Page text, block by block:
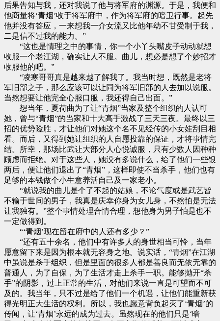
后果告知与我，还对我说了他与将军府的渊源。于是，我便和
他商量将‘青烟’收于将军府中，作为将军府的暗卫行事。起先
他并没有答应，一来想我一介女流又比他年幼不甘受制于我，
二是信不过我的能力。”
“这也是情理之中的事情，你一个小丫头嘴皮子动动就想
收服一个老江湖，确实让人不服。曲儿，想必是想了个妙招才
收服他的吧。”
“凌寒哥哥真是越来越了解我了。我当时想，既然是老将
军旧部之子，那么应该可以让同为将军旧部的人去加以说服。
当然想要让他完全心服口服，我还得自己出面。”
想当年，夏荷曲为了让“青烟”当家及整个组织的人认可
她，曾与“青烟”的当家和十大高手激战了三天三夜。最终以三
招的优势险胜，才让他们对她这个名不见经传的小女娃刮目相
看。而后，又得到她让组织的人自愿投靠的保证，才将事情完
结。所幸，那场比武让大部分人心悦诚服，只有少数人因种种
顾虑而拒绝。对于这些人，她没有多说什么，给了他们一些银
两后，便让他们退出了“青烟”，这样即使不当杀手，他们也有
足够的本钱做个小生意养活自己及一家老小。
“就说我的曲儿是个了不起的姑娘，不论气度或是武艺皆
不输于世间的男子，我真是庆幸你身为女儿身，不然怕是无法
让我独有。”整个事情处理合情合理，想他身为男子怕是也不
一定做得到。
“‘青烟’现在留在府中的人还有多少？”
“还有五十余名，他们中有许多人的身世相当可怜，当年
愿意留下来是因为根本就无容身之地。说实话，“青烟”在江湖
中虽说是杀手组织，但是里面的很多人都是善良而无依无靠的
普通人，为了自保，为了生活才走上杀手一职。能够抛开“杀
手”的阴影，过上正常的生活，对他们来说一直是可望而不可
及的。我当年，只不过是给了他们一个机遇，让他们能重新获
得光明正大生活的权利。所以，我也愿意背负起灭了‘青烟’的
传闻，让‘青烟’永远的成为过去。虽然现在的他们只是‘暗